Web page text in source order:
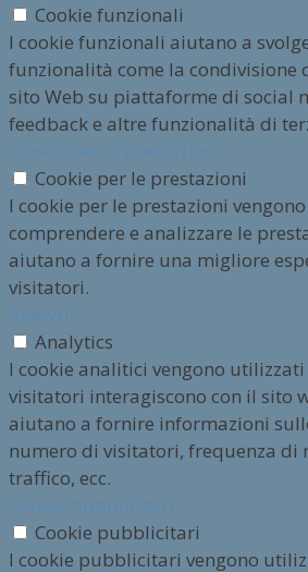
Cookie funzionali
I cookie funzionali aiutano a
funzionalità come la condivisione
sito Web su piattaforme di social
feedback e altre funzionalità di
Cookie per le prestazioni
I cookie per le prestazioni
comprendere e analizzare le
aiutano a fornire una migliore
visitatori.
Analytics
I cookie analitici vengono
visitatori interagiscono con il sito
aiutano a fornire informazioni
numero di visitatori, frequenza di
traffico, ecc.
Cookie pubblicitari
I cookie pubblicitari vengono